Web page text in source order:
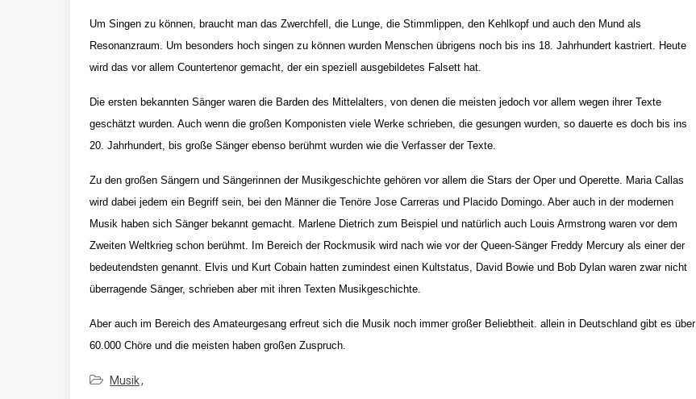
Um Singen zu können, braucht man das Zwerchfell, die Lunge, die Stimmlippen, den Kehlkopf und auch den Mund als
Resonanzraum. Um besonders hoch singen zu können wurden Menschen übrigens noch bis ins 18. Jahrhundert kastriert. Heute
wird das vor allem Countertenor gemacht, der ein speziell ausgebildetes Falsett hat.
Die ersten bekannten Sänger waren die Barden des Mittelalters, von denen die meisten jedoch vor allem wegen ihrer Texte
geschätzt wurden. Auch wenn die großen Komponisten viele Werke schrieben, die gesungen wurden, so dauerte es doch bis ins
20. Jahrhundert, bis große Sänger ebenso berühmt wurden wie die Verfasser der Texte.
Zu den großen Sängern und Sängerinnen der Musikgeschichte gehören vor allem die Stars der Oper und Operette. Maria Callas
wird dabei jedem ein Begriff sein, bei den Männer die Tenöre Jose Carreras und Placido Domingo. Aber auch in der modernen
Musik haben sich Sänger bekannt gemacht.
Marlene Dietrich zum Beispiel und natürlich auch Louis Armstrong waren vor dem
Zweiten Weltkrieg schon berühmt. Im Bereich der Rockmusik wird nach wie vor der Queen-Sänger Freddy Mercury als einer der
bedeutendsten genannt. Elvis und Kurt Cobain hatten zumindest einen Kultstatus, David Bowie und Bob Dylan waren zwar nicht
überragende Sänger, schrieben aber mit ihren Texten Musikgeschichte.
Aber auch im Bereich des Amateurgesang erfreut sich die Musik noch immer großer Beliebtheit. allein in Deutschland gibt es über
60.000 Chöre und die meisten haben großen Zuspruch.
Musik